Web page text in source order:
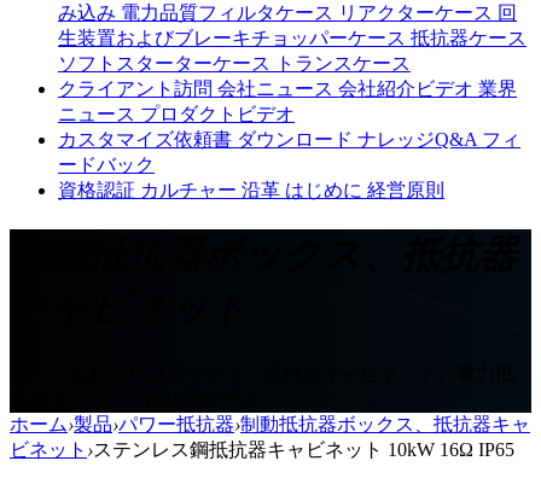
み込み 電力品質フィルタケース リアクターケース 回
生装置およびブレーキチョッパーケース 抵抗器ケース
ソフトスターターケース
トランスケース
クライアント訪問 会社ニュース 会社紹介ビデオ 業界
ニュース プロダクトビデオ
カスタマイズ依頼書 ダウンロード ナレッジQ&A フィ
ードバック
資格認証 カルチャー 沿革 はじめに 経営原則
ホーム›製品›パワー抵抗器›制動抵抗器ボックス、抵抗器キャ
ビネット ›ステンレス鋼抵抗器キャビネット 10kW 16Ω IP65